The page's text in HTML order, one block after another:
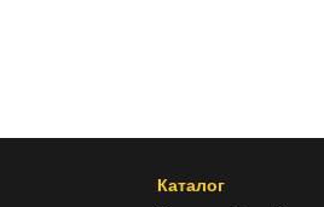
Каталог